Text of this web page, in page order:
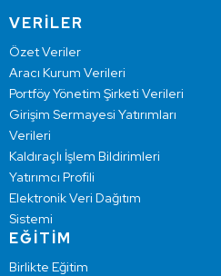
VERİLER
Özet Veriler
Aracı Kurum Verileri
Portföy Yönetim Şirketi Verileri
Girişim Sermayesi Yatırımları
Verileri
Kaldıraçlı İşlem Bildirimleri
Yatırımcı Profili
Elektronik Veri Dağıtım
Sistemi
EĞİTİM
Birlikte Eğitim